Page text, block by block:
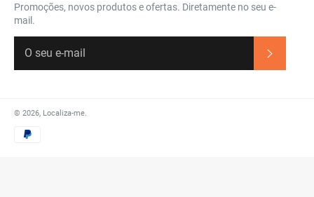
Promoções, novos produtos e ofertas. Diretamente no seu e-
mail.
© 2026, Localiza-me.